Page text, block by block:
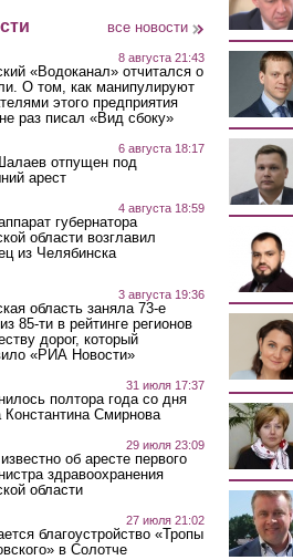
все новости
8 августа 21:43
«Водоканал» отчитался о
О том, как манипулируют
этого предприятия
раз писал «Вид сбоку»
6 августа 18:17
отпущен под
арест
4 августа 18:59
губернатора
области возглавил
из Челябинска
3 августа 19:36
область заняла 73-е
85-ти в рейтинге регионов
дорог, который
«РИА Новости»
31 июля 17:37
полтора года со дня
Константина Смирнова
29 июля 23:09
об аресте первого
здравоохранения
области
27 июля 21:02
благоустройство «Тропы
в Солотче